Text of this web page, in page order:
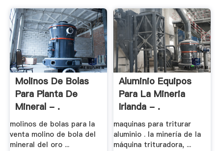
Molinos De Bolas
Para Planta De
Mineral - .
molinos de bolas para la
venta molino de bola del
mineral del oro ...
Aluminio Equipos
Para La Mineria
Irlanda - .
maquinas para triturar
aluminio . la minería de la
máquina trituradora, ...